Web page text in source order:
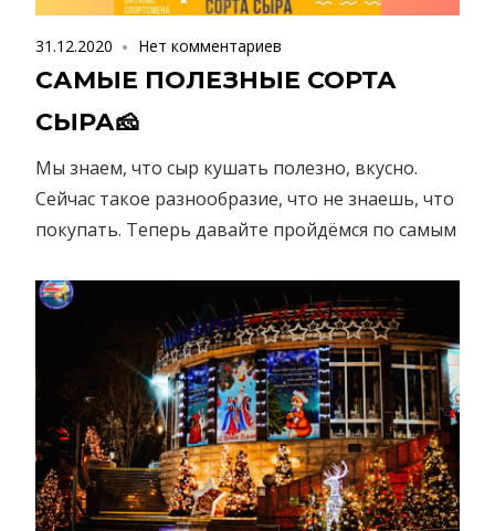
31.12.2020 Нет комментариев
САМЫЕ ПОЛЕЗНЫЕ СОРТА
СЫРА🧀 ⠀
Мы знаем, что сыр кушать полезно, вкусно.
Сейчас такое разнообразие, что не знаешь, что
покупать. Теперь давайте пройдёмся по самым